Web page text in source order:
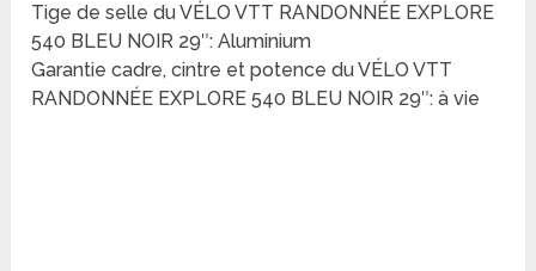
Tige de selle du VÉLO VTT RANDONNÉE EXPLORE
540 BLEU NOIR 29″: Aluminium
Garantie cadre, cintre et potence du VÉLO VTT
RANDONNÉE EXPLORE 540 BLEU NOIR 29″: à vie